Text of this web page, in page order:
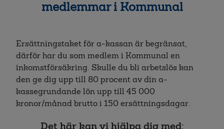
medlemmar i Kommunal
Ersättningstaket för a-kassan är begränsat,
därför har du som medlem i Kommunal en
inkomstförsäkring. Skulle du bli arbetslös kan
den ge dig upp till 80 procent av din a-
kassegrundande lön upp till 45 000
kronor/månad brutto i 150 ersättningsdagar.
Det här kan vi hjälpa dig med: